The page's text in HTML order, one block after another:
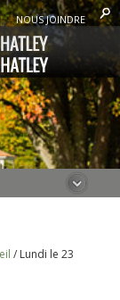
NOUS JOINDRE
/ Lundi le 23